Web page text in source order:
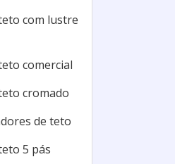
com lustre
comercial
cromado
de teto
5 pás